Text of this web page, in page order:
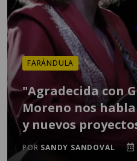
FARÁNDULA
"Agradecida con
Moreno nos
y nuevos
POR SANDY SANDOVAL